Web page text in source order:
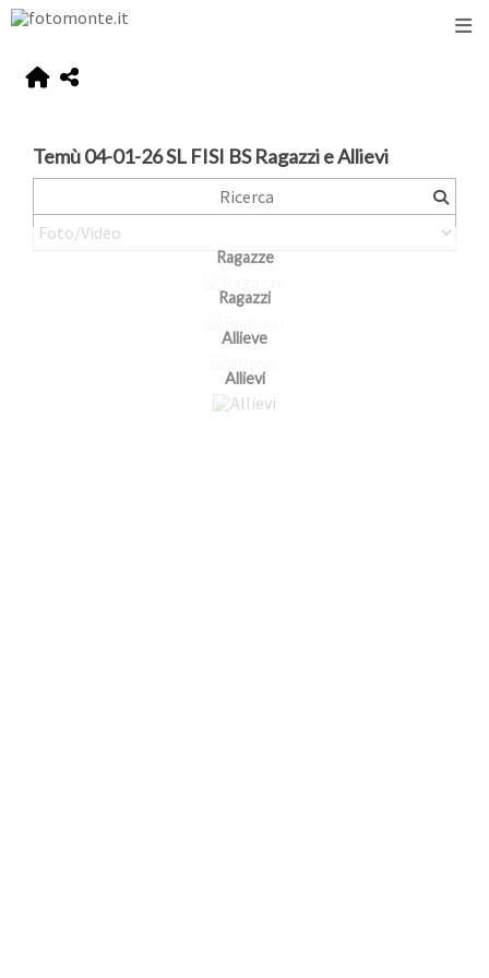
Temù 04-01-26 SL FISI BS Ragazzi e Allievi
Ragazze
Ragazzi
Allieve
Allievi